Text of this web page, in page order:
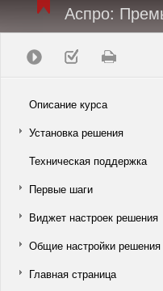
Аспро:
Описание курса
Установка решения
Техническая поддержка
Первые шаги
Виджет настроек решения
Общие настройки решения
Главная страница